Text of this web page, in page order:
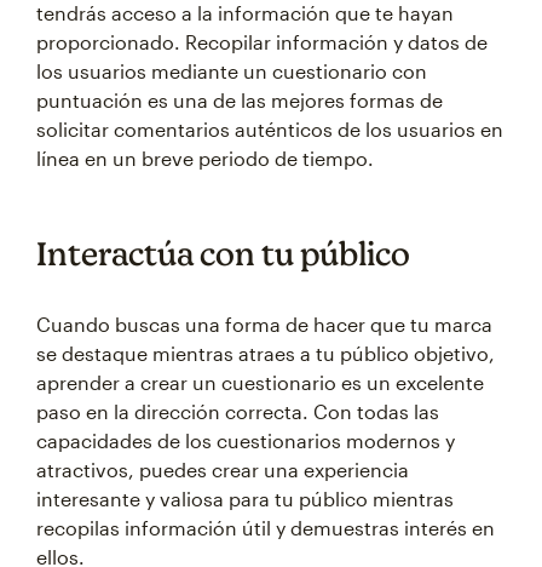
tendrás acceso a la información que te hayan
proporcionado. Recopilar información y datos de
los usuarios mediante un cuestionario con
puntuación es una de las mejores formas de
solicitar comentarios auténticos de los usuarios en
línea en un breve periodo de tiempo.
Interactúa con tu público
Cuando buscas una forma de hacer que tu marca
se destaque mientras atraes a tu público objetivo,
aprender a crear un cuestionario es un excelente
paso en la dirección correcta. Con todas las
capacidades de los cuestionarios modernos y
atractivos, puedes crear una experiencia
interesante y valiosa para tu público mientras
recopilas información útil y demuestras interés en
ellos.